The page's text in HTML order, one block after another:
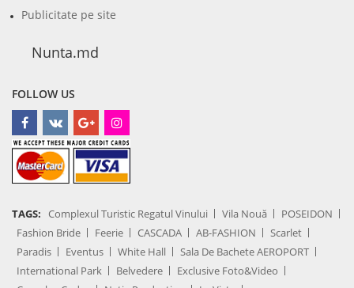
Publicitate pe site
Nunta.md
FOLLOW US
TAGS: Complexul Turistic Regatul Vinului Vila Nouă
POSEIDON
Fashion Bride
Feerie CASCADA AB-FASHION
Scarlet
Paradis
Eventus White Hall
Sala De Bachete AEROPORT
International Park
Belvedere
Exclusive Foto&Video